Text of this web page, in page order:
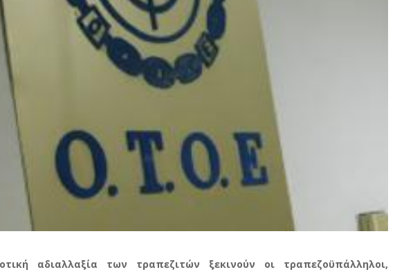
αδιαλλαξία των τραπεζιτών ξεκινούν οι τραπεζοϋπάλληλοι,